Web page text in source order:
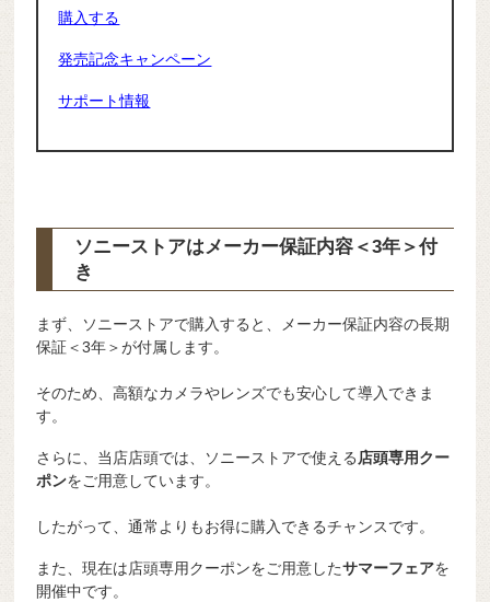
購入する
発売記念キャンペーン
サポート情報
ソニーストアはメーカー保証内容 ＜3年＞付
き
まず、ソニーストアで購入すると、メーカー保証内容の長期
保証＜3年＞が付属します。
そのため、高額なカメラやレンズでも安心して導入できま
す。
さらに、当店店頭では、ソニーストアで使える店頭専用クー
ポンをご用意しています。
したがって、通常よりもお得に購入できるチャンスです。
また、現在は店頭専用クーポンをご用意したサマーフェアを
開催中です。